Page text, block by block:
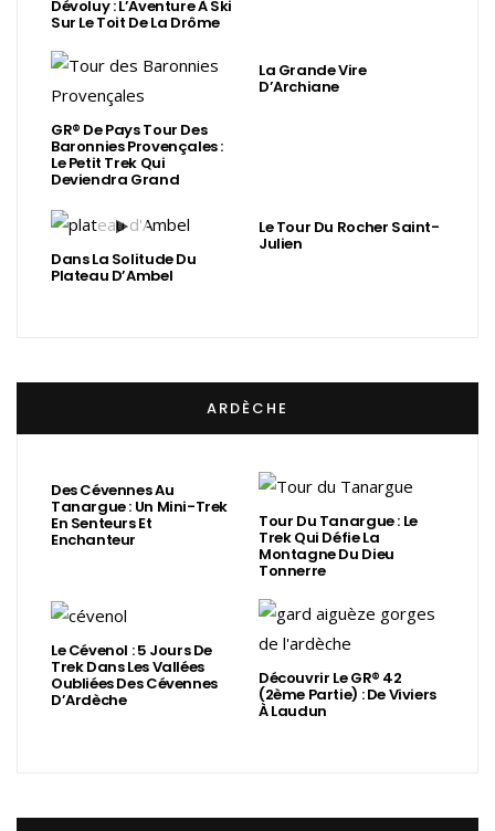
Dévoluy : L’Aventure À Ski
Sur Le Toit De La Drôme
GR® De Pays Tour Des
Baronnies Provençales :
Le Petit Trek Qui
Deviendra Grand
La Grande Vire
D’Archiane
Dans La Solitude Du
Plateau D’Ambel
Le Tour Du Rocher Saint-
Julien
ARDÈCHE
Des Cévennes Au
Tanargue : Un Mini-Trek
En Senteurs Et
Enchanteur
Tour Du Tanargue : Le
Trek Qui Défie La
Montagne Du Dieu
Tonnerre
Le Cévenol : 5 Jours De
Trek Dans Les Vallées
Oubliées Des Cévennes
D’Ardèche
Découvrir Le GR® 42
(2ème Partie) : De Viviers
À Laudun